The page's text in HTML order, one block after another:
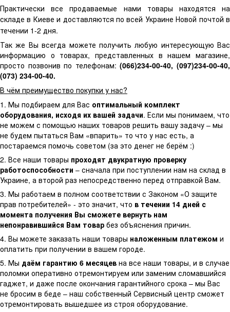
Практически все продаваемые нами товары находятся на
складе в Киеве и доставляются по всей Украине Новой почтой в
течении 1-2 дня.
Так же Вы всегда можете получить любую интересующую Вас
информацию о товарах, представленных в нашем магазине,
просто позвонив по телефонам:(066)234-00-40, (097)234-00-40,
(073) 234-00-40.
В чём преимущество покупки у нас?
1. Мы подбираем для Вас оптимальный комплект
оборудования, исходя их вашей задачи. Если мы понимаем, что
не можем с помощью наших товаров решить вашу задачу – мы
не будем пытаться Вам «впарить» то что у нас есть, а
постараемся помочь советом (за это денег не берём :)
2. Все наши товары проходят двукратную проверку
работоспособности – сначала при поступлении нам на склад в
Украине, а второй раз непосредственно перед отправкой Вам.
3. Мы работаем в полном соответствии с Законом «О защите
прав потребителей» - это значит, что в течении 14 дней с
момента получения Вы сможете вернуть нам
непонравившийся Вам товар без объяснения причин.
4. Вы можете заказать наши товары наложенным платежом и
оплатить при получении в вашем городе.
5. Мы даём гарантию 6 месяцев на все наши товары, и в случае
поломки оперативно отремонтируем или заменим сломавшийся
гаджет, и даже после окончания гарантийного срока – мы Вас
не бросим в беде – наш собственный Сервисный центр сможет
отремонтировать вышедшее из строя оборудование.